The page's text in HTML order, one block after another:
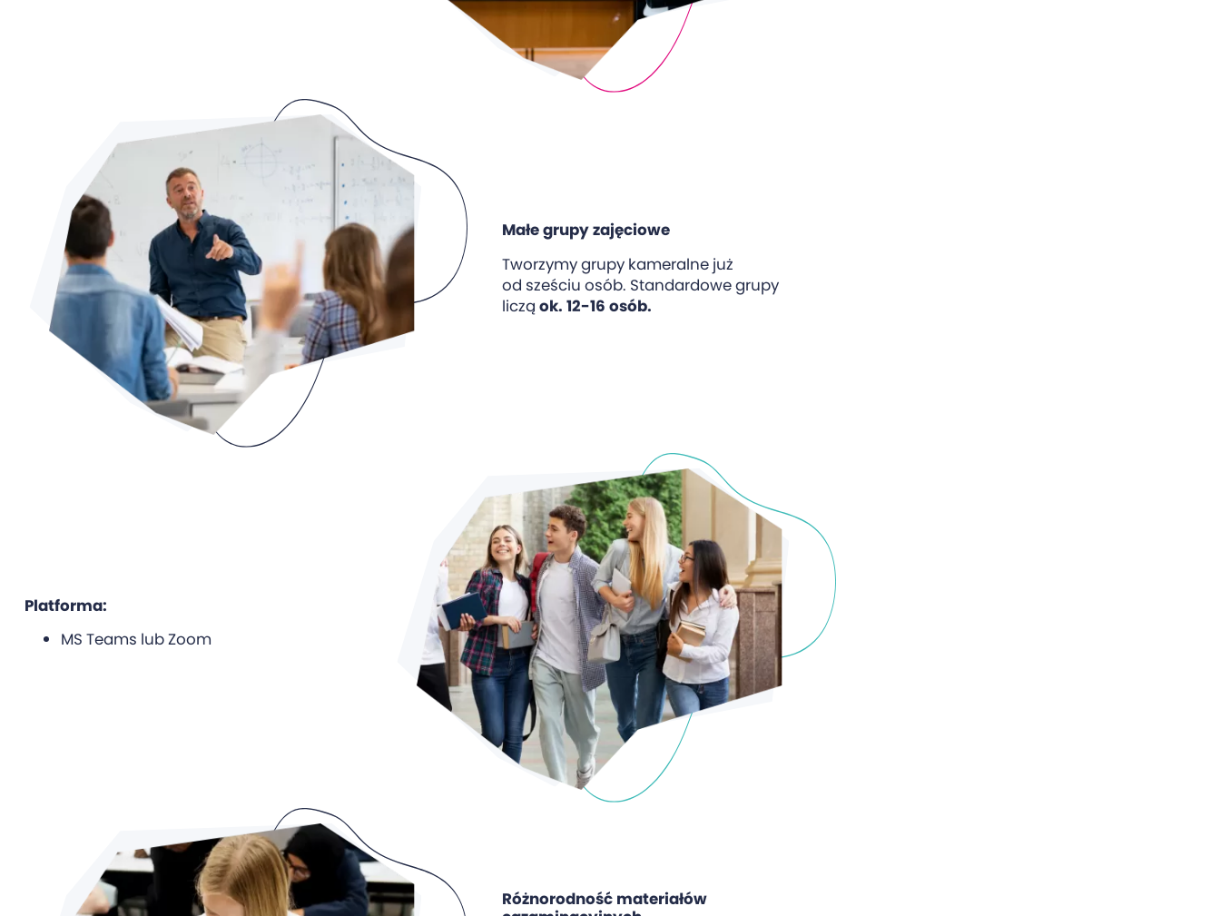
Małe grupy zajęciowe
Tworzymy grupy kameralne już
od sześciu osób. Standardowe grupy
licząok. 12-16 osób.
Platforma:
MS Teams lub Zoom
Różnorodność materiałów